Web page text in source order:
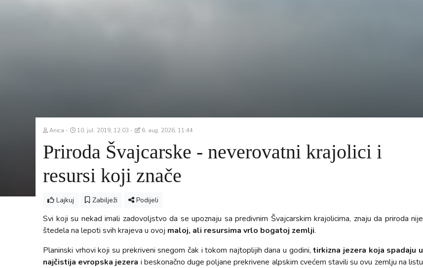
Anica 10. jul. 2019, 12:03 6. aug. 2026, 11:44
Priroda Švajcarske - neverovatni krajolici i
resursi koji znače
Lajkuj Zabilježi Podijeli
Svi koji su nekad imali zadovoljstvo da se upoznaju sa predivnim Švajcarskim krajolicima, znaju da priroda nije
štedela na lepoti svih krajeva u ovoj maloj, ali resursima vrlo bogatoj zemlji.
Planinski vrhovi koji su prekriveni snegom čak i tokom najtoplijih dana u godini,tirkizna jezera koja spadaju u
najčistija evropska jezera i beskonačno duge poljane prekrivene alpskim cvećem stavili su ovu zemlju na listu